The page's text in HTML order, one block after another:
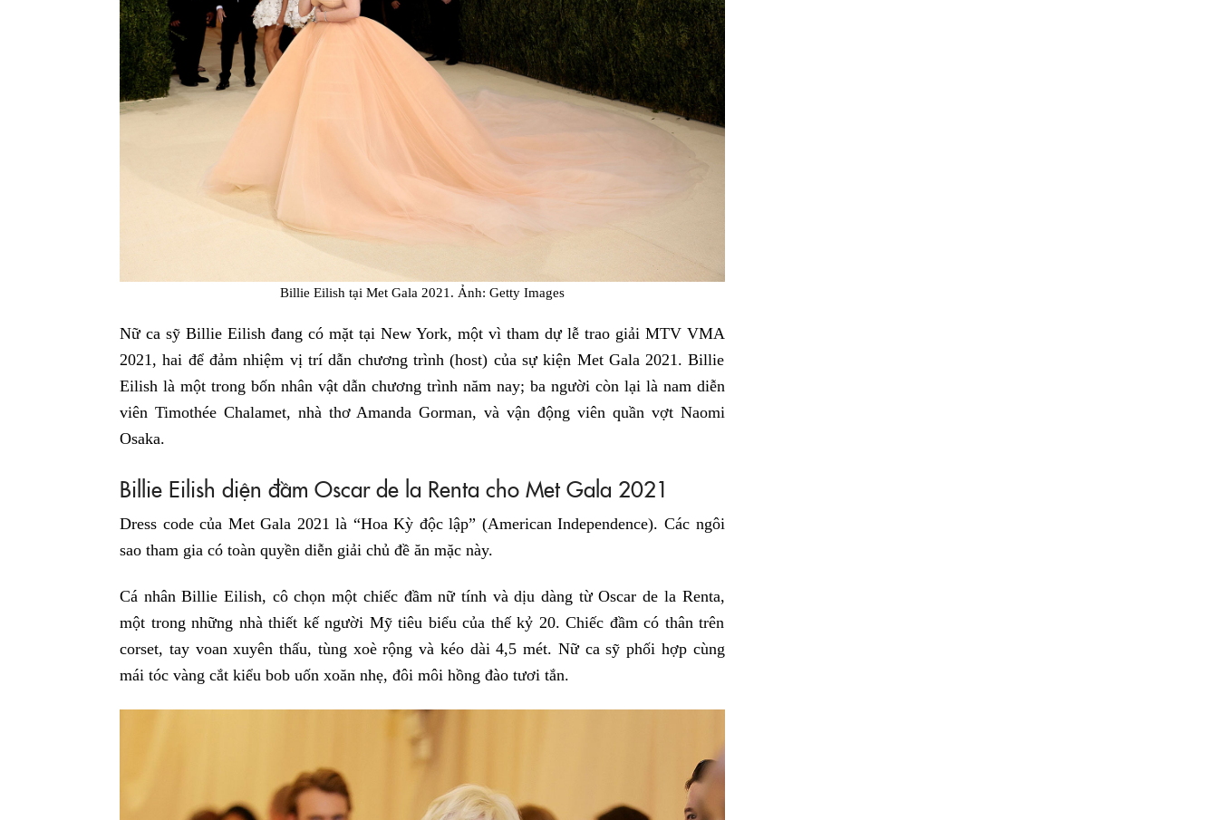
Billie Eilish tại Met Gala 2021. Ảnh: Getty Images
Nữ ca sỹ Billie Eilish đang có mặt tại New York, một vì tham dự lễ trao giải MTV VMA
2021, hai để đảm nhiệm vị trí dẫn chương trình (host) của sự kiện Met Gala 2021. Billie
Eilish là một trong bốn nhân vật dẫn chương trình năm nay; ba người còn lại là nam diễn
viên Timothée Chalamet, nhà thơ Amanda Gorman, và vận động viên quần vợt Naomi
Osaka.
Billie Eilish diện đầm Oscar de la Renta cho Met Gala 2021
Dress code của Met Gala 2021 là “Hoa Kỳ độc lập” (American Independence). Các ngôi
sao tham gia có toàn quyền diễn giải chủ đề ăn mặc này.
Cá nhân Billie Eilish, cô chọn một chiếc đầm nữ tính và dịu dàng từ Oscar de la Renta,
một trong những nhà thiết kế người Mỹ tiêu biểu của thế kỷ 20. Chiếc đầm có thân trên
corset, tay voan xuyên thấu, tùng xoè rộng và kéo dài 4,5 mét. Nữ ca sỹ phối hợp cùng
mái tóc vàng cắt kiểu bob uốn xoăn nhẹ, đôi môi hồng đào tươi tắn.